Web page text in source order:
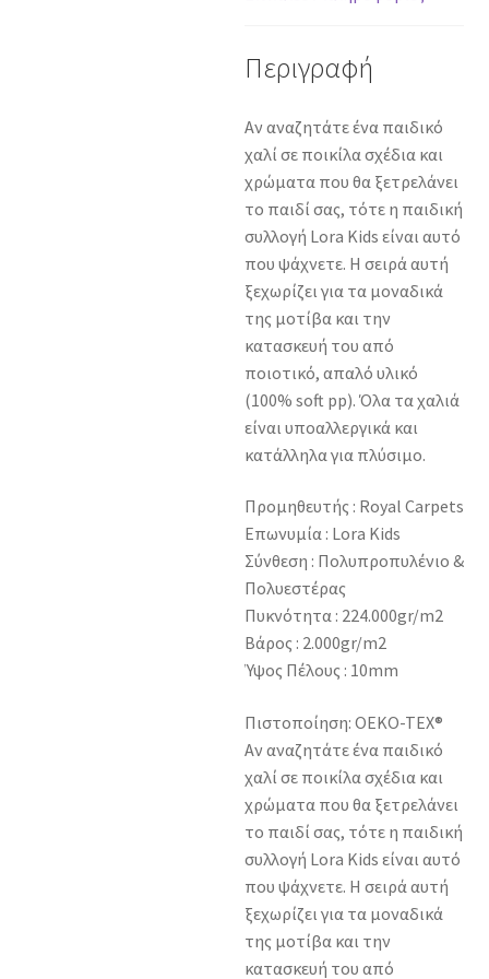
Περιγραφή
Αν αναζητάτε ένα παιδικό
χαλί σε ποικίλα σχέδια και
χρώματα που θα ξετρελάνει
το παιδί σας, τότε η παιδική
συλλογή Lora Kids είναι αυτό
που ψάχνετε. Η σειρά αυτή
ξεχωρίζει για τα μοναδικά
της μοτίβα και την
κατασκευή του από
ποιοτικό, απαλό υλικό
(100% soft pp). Όλα τα χαλιά
είναι υποαλλεργικά και
κατάλληλα για πλύσιμο.
Προμηθευτής : Royal Carpets
Επωνυμία : Lora Kids
Σύνθεση : Πολυπροπυλένιο &
Πολυεστέρας
Πυκνότητα : 224.000gr/m2
Βάρος : 2.000gr/m2
Ύψος Πέλους : 10mm
Πιστοποίηση: OEKO-TEX®
Αν αναζητάτε ένα παιδικό
χαλί σε ποικίλα σχέδια και
χρώματα που θα ξετρελάνει
το παιδί σας, τότε η παιδική
συλλογή Lora Kids είναι αυτό
που ψάχνετε. Η σειρά αυτή
ξεχωρίζει για τα μοναδικά
της μοτίβα και την
κατασκευή του από